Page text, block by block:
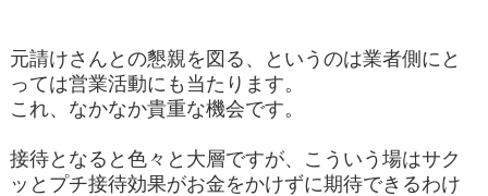
元請けさんとの懇親を図る、というのは業者側にと
っては営業活動にも当たります。
これ、なかなか貴重な機会です。
接待となると色々と大層ですが、こういう場はサク
ッとプチ接待効果がお金をかけずに期待できるわけ